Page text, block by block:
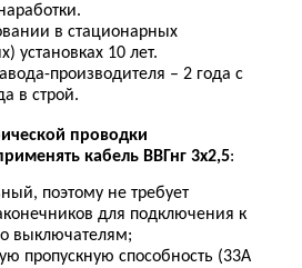
в стационарных
установках 10 лет.
производителя – 2 года с
в строй.
проводки
кабель ВВГнг 3х2,5:
поэтому не требует
для подключения к
выключателям;
пропускную способность (33А